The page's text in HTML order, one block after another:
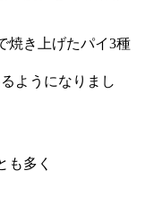
焼き上げたパイ3種
ようになりまし
も多く